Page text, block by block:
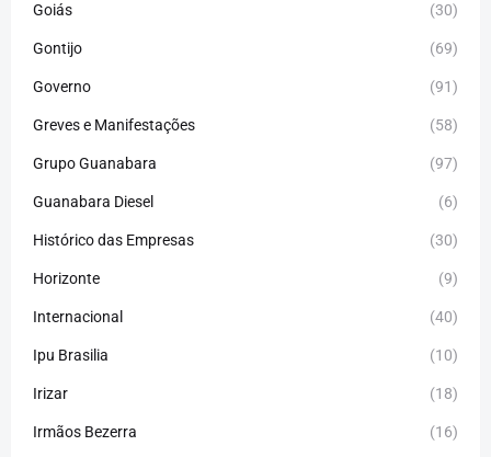
Goiás (30)
Gontijo (69)
Governo (91)
Greves e Manifestações (58)
Grupo Guanabara (97)
Guanabara Diesel (6)
Histórico das Empresas (30)
Horizonte (9)
Internacional (40)
Ipu Brasilia (10)
Irizar (18)
Irmãos Bezerra (16)